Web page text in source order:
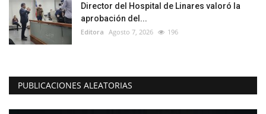
Director del Hospital de Linares valoró la
aprobación del...
Editora Agosto 7, 2026 196
PUBLICACIONES ALEATORIAS